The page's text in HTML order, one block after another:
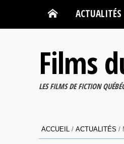
ACTUALITÉS
Films
LES FILMS DE FICTION
ACCUEIL / ACTUALITÉS /